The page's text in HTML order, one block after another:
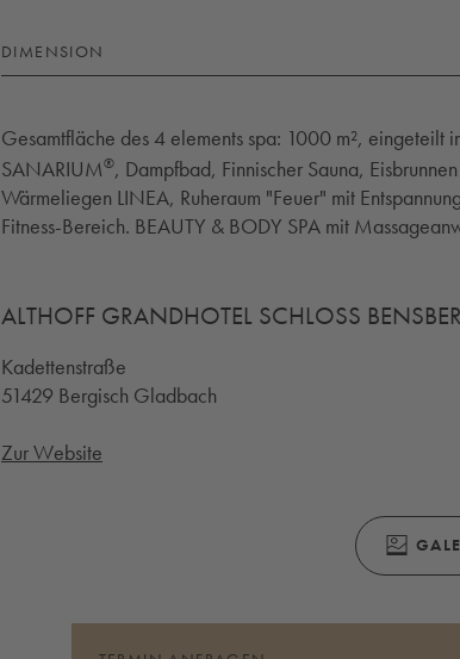
DIMENSION
Gesamtfläche des 4 elements spa: 1000 m², eingeteilt
SANARIUM®, Dampfbad, Finnischer Sauna,
Wärmeliegen LINEA, Ruheraum "Feuer" mit
Fitness-Bereich. BEAUTY & BODY SPA mit
ALTHOFF GRANDHOTEL SCHLOSS
Kadettenstraße
51429 Bergisch Gladbach
Zur Website